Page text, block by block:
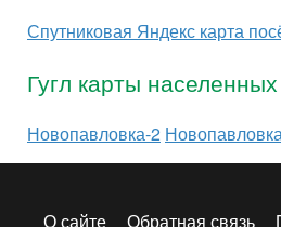
Спутниковая Яндекс карта
Гугл карты
Новопавловка-2
О сайте Обратная связь